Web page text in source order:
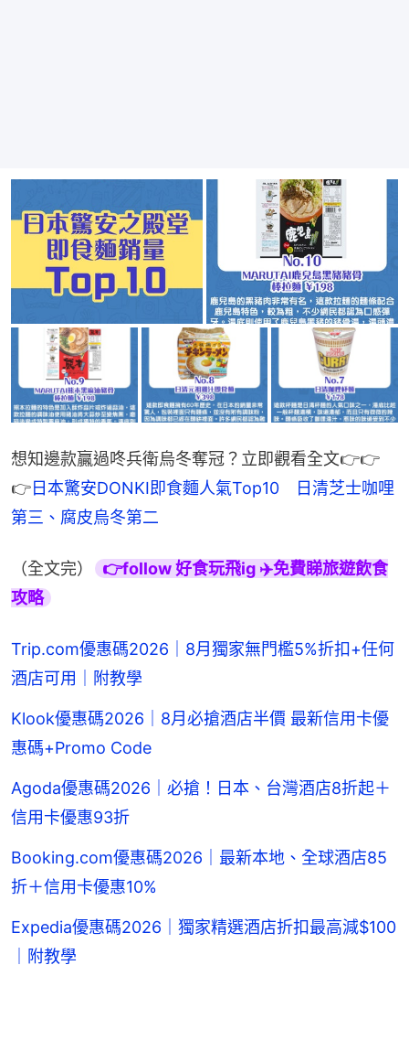
想知邊款贏過咚兵衛烏冬奪冠？立即觀看全文👉👉
👉日本驚安DONKI即食麵人氣Top10　日清芝士咖哩
第三、腐皮烏冬第二
（全文完）
👉follow 好食玩飛ig ✈️免費睇旅遊飲食
攻略
Trip.com優惠碼2026｜8月獨家無門檻5%折扣+任何
酒店可用｜附教學
Klook優惠碼2026｜8月必搶酒店半價 最新信用卡優
惠碼+Promo Code
Agoda優惠碼2026｜必搶！日本、台灣酒店8折起＋
信用卡優惠93折
Booking.com優惠碼2026｜最新本地、全球酒店85
折＋信用卡優惠10%
Expedia優惠碼2026｜獨家精選酒店折扣最高減$100
｜附教學